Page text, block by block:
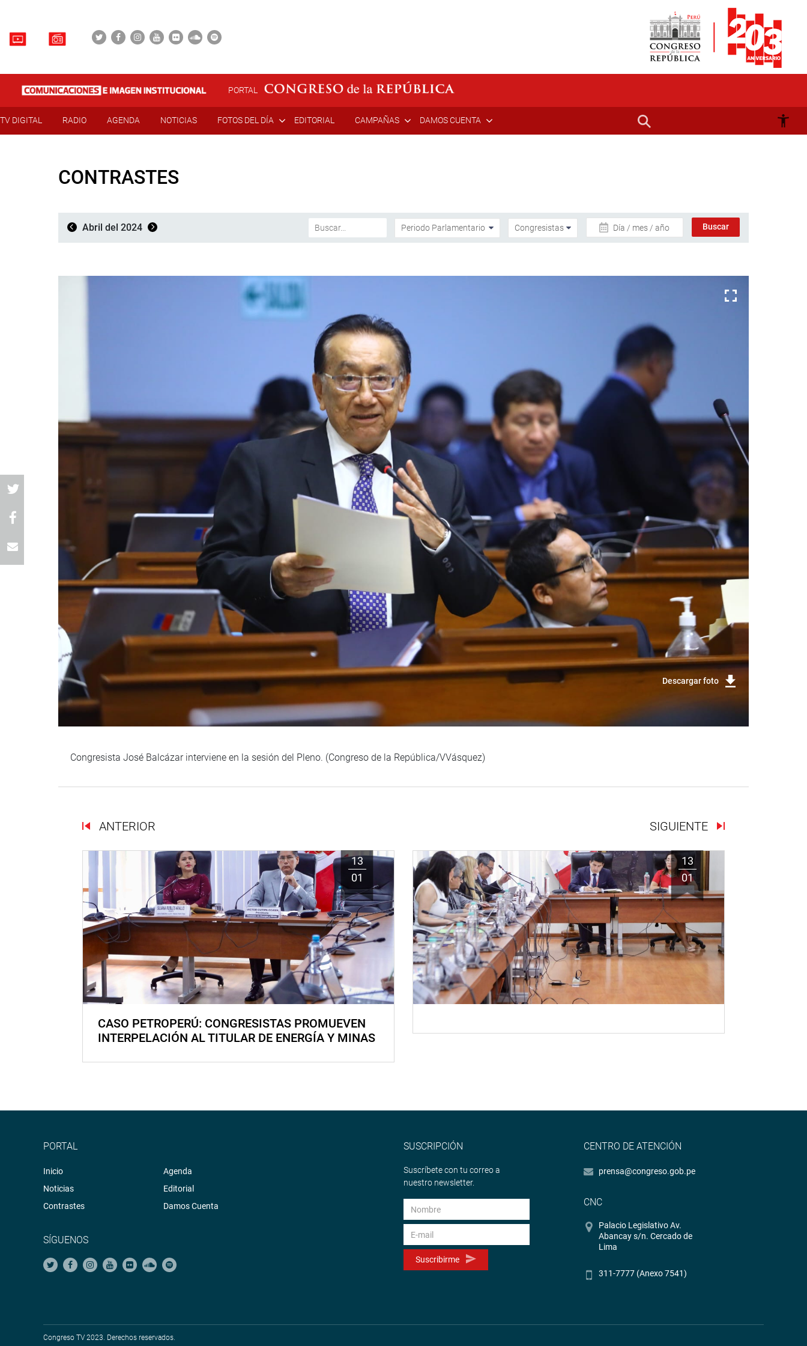
PORTAL
TV DIGITAL RADIO AGENDA NOTICIAS FOTOS DEL DÍA EDITORIAL CAMPAÑAS DAMOS CUENTA
CONTRASTES
Abril del 2024 Día / mes / año
Descargar foto
Congresista José Balcázar interviene en la sesión del Pleno. (Congreso de la República/VVásquez)
ANTERIOR SIGUIENTE
13
01
CASO PETROPERÚ: CONGRESISTAS PROMUEVEN
INTERPELACIÓN AL TITULAR DE ENERGÍA Y MINAS
13
01
PORTAL
Inicio
Noticias
Contrastes
Agenda
Editorial
Damos Cuenta
SÍGUENOS
SUSCRIPCIÓN
Suscríbete con tu correo a
nuestro newsletter.
Suscribirme
CENTRO DE ATENCIÓN
prensa@congreso.gob.pe
CNC
Palacio Legislativo Av.
Abancay s/n. Cercado de
Lima
311-7777 (Anexo 7541)
Congreso TV 2023. Derechos reservados.